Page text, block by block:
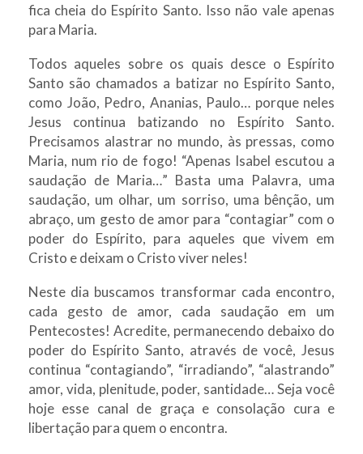
fica cheia do Espírito Santo. Isso não vale apenas
para Maria.
Todos aqueles sobre os quais desce o Espírito
Santo são chamados a batizar no Espírito Santo,
como João, Pedro, Ananias, Paulo… porque neles
Jesus continua batizando no Espírito Santo.
Precisamos alastrar no mundo, às pressas, como
Maria, num rio de fogo! “Apenas Isabel escutou a
saudação de Maria…” Basta uma Palavra, uma
saudação, um olhar, um sorriso, uma bênção, um
abraço, um gesto de amor para “contagiar” com o
poder do Espírito, para aqueles que vivem em
Cristo e deixam o Cristo viver neles!
Neste dia buscamos transformar cada encontro,
cada gesto de amor, cada saudação em um
Pentecostes! Acredite, permanecendo debaixo do
poder do Espírito Santo, através de você, Jesus
continua “contagiando”, “irradiando”, “alastrando”
amor, vida, plenitude, poder, santidade… Seja você
hoje esse canal de graça e consolação cura e
libertação para quem o encontra.